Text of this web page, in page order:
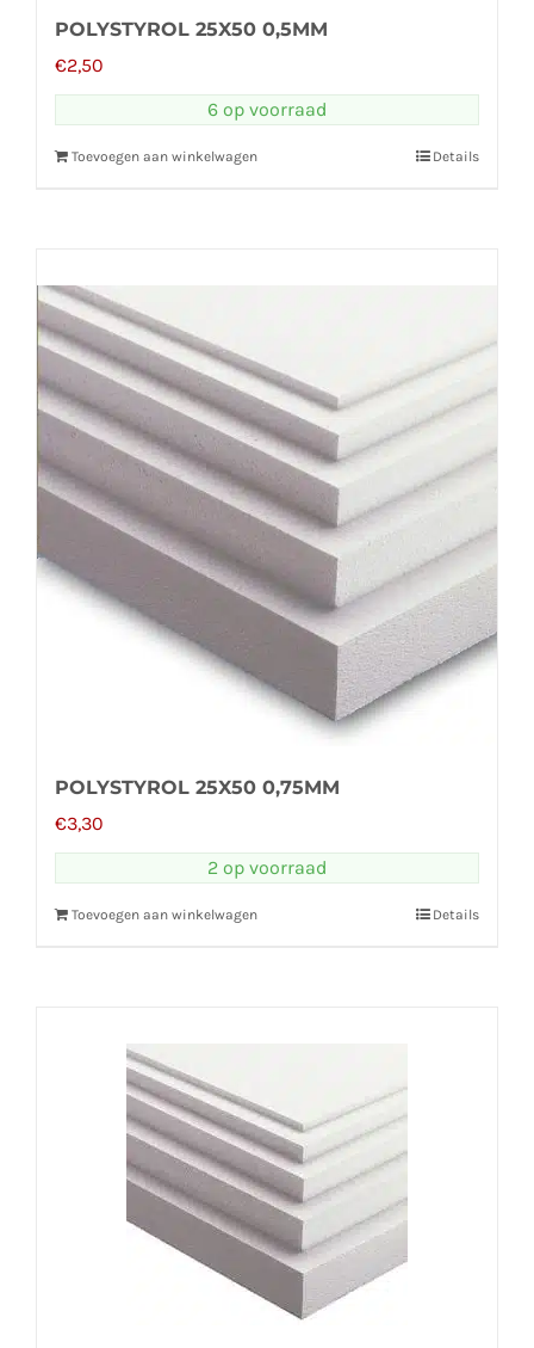
POLYSTYROL 25X50 0,5MM
€2,50
6 op voorraad
Toevoegen aan winkelwagen Details
POLYSTYROL 25X50 0,75MM
€3,30
2 op voorraad
Toevoegen aan winkelwagen Details